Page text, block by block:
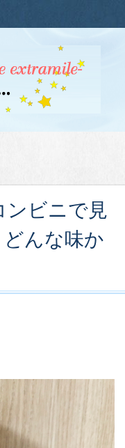
ンビニで見
んな味か